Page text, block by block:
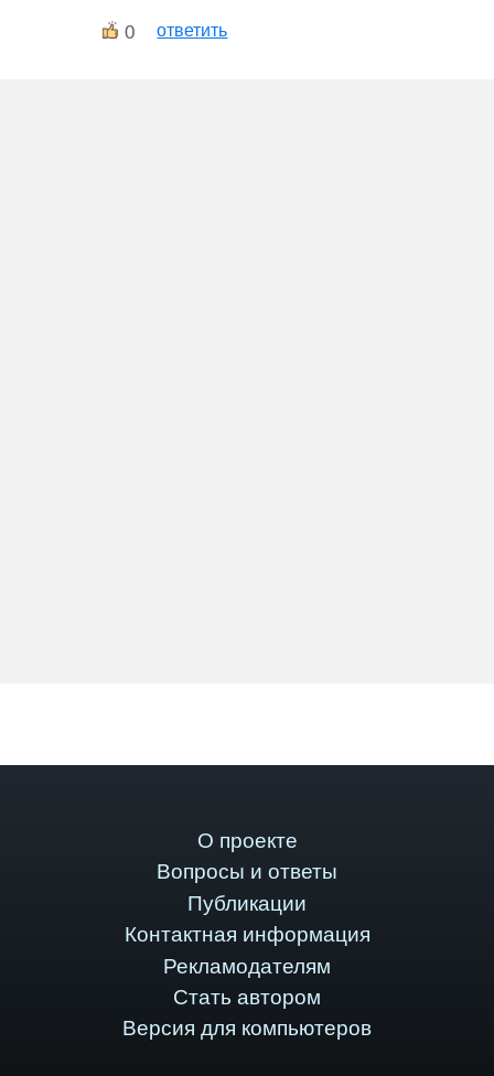
0 ответить
О проекте
Вопросы и ответы
Публикации
Контактная информация
Рекламодателям
Стать автором
Версия для компьютеров